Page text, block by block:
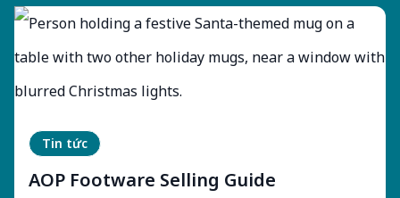
Tin tức
AOP Footware Selling Guide